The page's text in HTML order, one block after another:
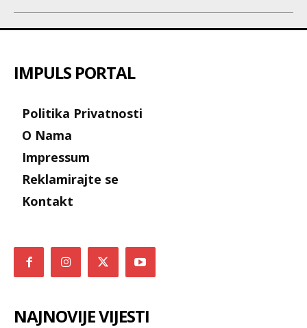
IMPULS PORTAL
Politika Privatnosti
O Nama
Impressum
Reklamirajte se
Kontakt
NAJNOVIJE VIJESTI